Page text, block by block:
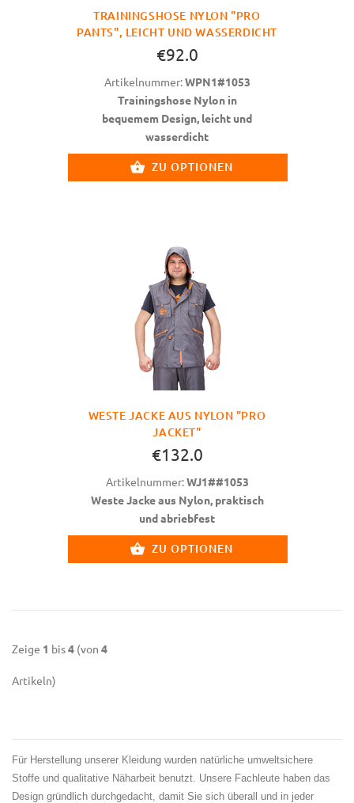
TRAININGSHOSE NYLON "PRO
PANTS", LEICHT UND WASSERDICHT
€92.0
Artikelnummer:WPN1#1053
Trainingshose Nylon in
bequemem Design, leicht und
wasserdicht
ZU OPTIONEN
WESTE JACKE AUS NYLON "PRO
JACKET"
€132.0
Artikelnummer:WJ1##1053
Weste Jacke aus Nylon, praktisch
und abriebfest
ZU OPTIONEN
Zeige 1 bis4 (von 4
Artikeln)
Für Herstellung unserer Kleidung wurden natürliche umweltsichere
Stoffe und qualitative Näharbeit benutzt. Unsere Fachleute haben das
Design gründlich durchgedacht , damit Sie sich überall und in jeder